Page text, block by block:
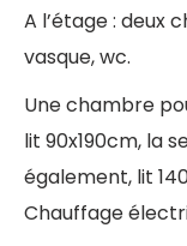
A l’étage : deux
vasque, wc.
Une chambre
lit 90x190cm, la
également, lit
Chauffage